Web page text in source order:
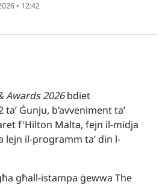
• 12:42
Awards 2026bdiet
Ġunju, b’avveniment ta’
f'Hilton Malta, fejn il-midja
lejn il-programm ta’ din l-
għall-istampa ġewwa The